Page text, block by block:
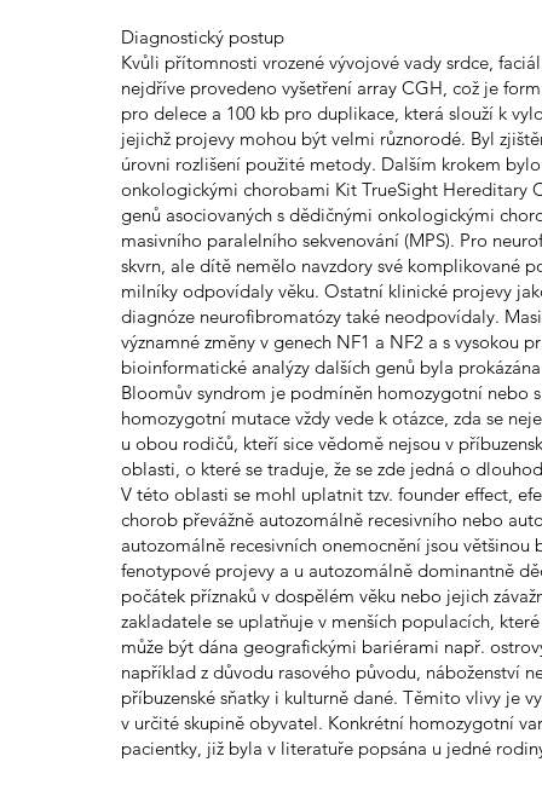
Diagnostický postup
Kvůli přítomnosti vrozené vývojové vady srdce,
nejdříve provedeno vyšetření array CGH, což je
pro delece a 100 kb pro duplikace, která slouží k
jejichž projevy mohou být velmi různorodé. Byl
úrovni rozlišení použité metody. Dalším krokem
onkologickými chorobami Kit TrueSight Hereditary
genů asociovaných s dědičnými onkologickými
masivního paralelního sekvenování (MPS). Pro
skvrn, ale dítě nemělo navzdory své komplikované
milníky odpovídaly věku. Ostatní klinické projevy
diagnóze neurofibromatózy také neodpovídaly.
významné změny v genech NF1 a NF2 a s
bioinformatické analýzy dalších genů byla
Bloomův syndrom je podmíněn homozygotní nebo
homozygotní mutace vždy vede k otázce, zda se
u obou rodičů, kteří sice vědomě nejsou v
oblasti, o které se traduje, že se zde jedná o
V této oblasti se mohl uplatnit tzv. founder effect,
chorob převážně autozomálně recesivního nebo
autozomálně recesivních onemocnění jsou
fenotypové projevy a u autozomálně dominantně
počátek příznaků v dospělém věku nebo jejich
zakladatele se uplatňuje v menších populacích,
může být dána geografickými bariérami např.
například z důvodu rasového původu, náboženství
příbuzenské sňatky i kulturně dané. Těmito vlivy je
v určité skupině obyvatel. Konkrétní homozygotní
pacientky, již byla v literatuře popsána u jedné